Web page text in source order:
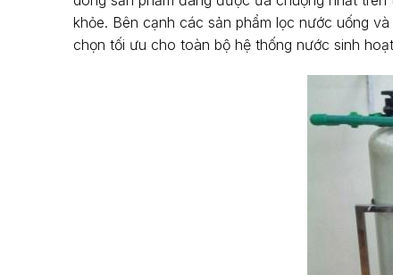
khỏe. Bên cạnh các sản phẩm lọc nước uống
chọn tối ưu cho toàn bộ hệ thống nước sinh